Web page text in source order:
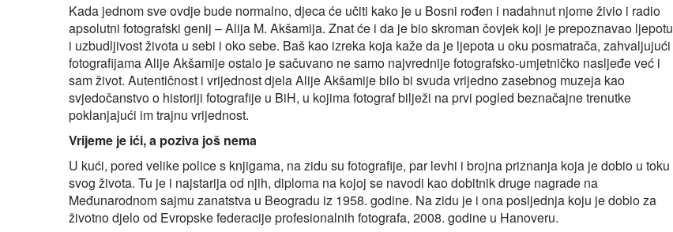
Kada jednom sve ovdje bude normalno, djeca će učiti kako je u Bosni rođen i nadahnut njome živio i radio
apsolutni fotografski genij – Alija M. Akšamija. Znat će i da je bio skroman čovjek koji je prepoznavao ljepotu
i uzbudljivost života u sebi i oko sebe. Baš kao izreka koja kaže da je ljepota u oku posmatrača, zahvaljujući
fotografijama Alije Akšamije ostalo je sačuvano ne samo najvrednije fotografsko-umjetničko nasljeđe već i
sam život. Autentičnost i vrijednost djela Alije Akšamije bilo bi svuda vrijedno zasebnog muzeja kao
svjedočanstvo o historiji fotografije u BiH, u kojima fotograf bilježi na prvi pogled beznačajne trenutke
poklanjajući im trajnu vrijednost.
Vrijeme je ići, a poziva još nema
U kući, pored velike police s knjigama, na zidu su fotografije, par levhi i brojna priznanja koja je dobio u toku
svog života. Tu je i najstarija od njih, diploma na kojoj se navodi kao dobitnik druge nagrade na
Međunarodnom sajmu zanatstva u Beogradu iz 1958. godine. Na zidu je i ona posljednja koju je dobio za
životno djelo od Evropske federacije profesionalnih fotografa, 2008. godine u Hanoveru.